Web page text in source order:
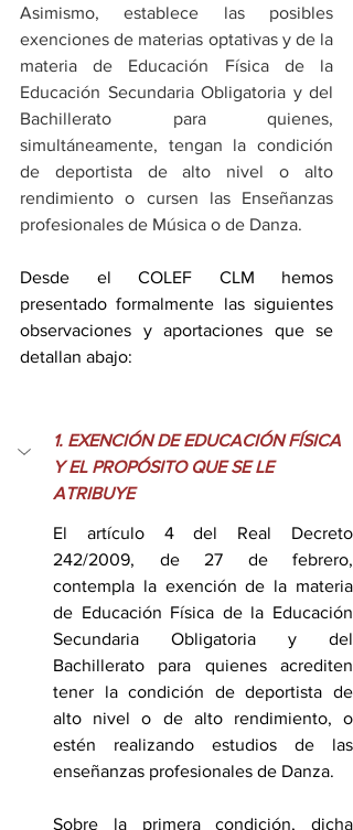
Asimismo, establece las posibles
exenciones de materias optativas y de la
materia de Educación Física de la
Educación Secundaria Obligatoria y del
Bachillerato para quienes,
simultáneamente, tengan la condición
de deportista de alto nivel o alto
rendimiento o cursen las Enseñanzas
profesionales de Música o de Danza.
Desde el COLEF CLM hemos
presentado formalmente las siguientes
observaciones y aportaciones que se
detallan abajo:
1. EXENCIÓN DE EDUCACIÓN FÍSICA
Y EL PROPÓSITO QUE SE LE
ATRIBUYE
El artículo 4 del Real Decreto
242/2009, de 27 de febrero,
contempla la exención de la materia
de Educación Física de la Educación
Secundaria Obligatoria y del
Bachillerato para quienes acrediten
tener la condición de deportista de
alto nivel o de alto rendimiento, o
estén realizando estudios de las
enseñanzas profesionales de Danza.
Sobre la primera condición, dicha